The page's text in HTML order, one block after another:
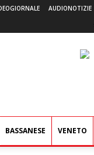
AUDIONOTIZIE
BASSANESE VENETO